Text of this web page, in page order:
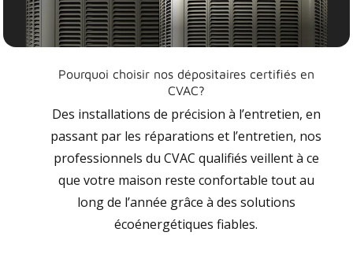
Pourquoi choisir nos dépositaires certifiés en
CVAC?
Des installations de précision à l’entretien, en
passant par les réparations et l’entretien, nos
professionnels du CVAC qualifiés veillent à ce
que votre maison reste confortable tout au
long de l’année grâce à des solutions
écoénergétiques fiables.